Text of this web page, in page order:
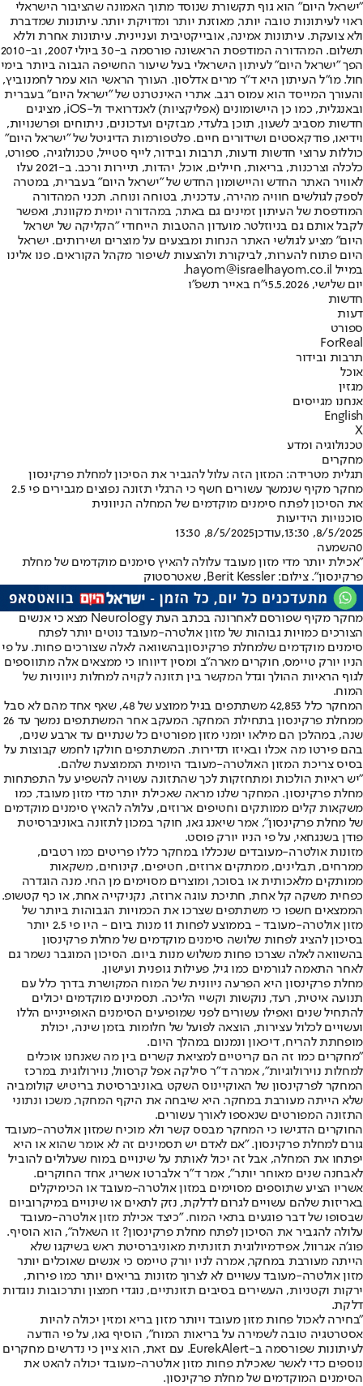
"ישראל היום" הוא גוף תקשורת שנוסד מתוך האמונה שהציבור הישראלי
ראוי לעיתונות טובה יותר, מאוזנת יותר ומדויקת יותר. עיתונות שמדברת
ולא צועקת. עיתונות אמינה, אובייקטיבית ועניינית. עיתונות אחרת וללא
תשלום. המהדורה המודפסת הראשונה פורסמה ב-30 ביולי 2007, וב-2010
הפך "ישראל היום" לעיתון הישראלי בעל שיעור החשיפה הגבוה ביותר בימי
חול. מו"ל העיתון היא ד"ר מרים אדלסון. העורך הראשי הוא עמר לחמנוביץ,
והעורך המייסד הוא עמוס רגב. אתרי האינטרנט של "ישראל היום" בעברית
ובאנגלית, כמו כן היישומונים (אפליקציות) לאנדרואיד ול-iOS, מציגים
חדשות מסביב לשעון, תוכן בלעדי, מבזקים ועדכונים, ניתוחים ופרשנויות,
וידיאו, פודקאסטים ושידורים חיים. פלטפורמות הדיגיטל של "ישראל היום"
כוללות ערוצי חדשות ודעות, תרבות ובידור, לייף סטייל, טכנולוגיה, ספורט,
כלכלה וצרכנות, בריאות, חיילים, אוכל, יהדות, תיירות ורכב. ב-2021 עלו
לאוויר האתר החדש והיישומון החדש של "ישראל היום" בעברית, במטרה
לספק לגולשים חוויה מהירה, עדכנית, בטוחה ונוחה. תכני המהדורה
המודפסת של העיתון זמינים גם באתר, במהדורה יומית מקוונת, ואפשר
לקבל אותם גם בניוזלטר. מועדון ההטבות הייחודי "הקליקה של ישראל
היום" מציע לגולשי האתר הנחות ומבצעים על מוצרים ושירותים. ישראל
היום פתוח להערות, לביקורת ולהצעות לשיפור מקהל הקוראים. פנו אלינו
במייל hayom@israelhayom.co.il.
יום שלישי, 5.5.2026
י"ח באייר תשפ"ו
חדשות
דעות
ספורט
ForReal
תרבות ובידור
אוכל
מגזין
אנחנו מגייסים
English
X
טכנולוגיה ומדע
מחקרים
תגלית מטרידה: המזון הזה עלול להגביר את הסיכון למחלת פרקינסון
מחקר מקיף שנמשך עשורים חשף כי הרגלי תזונה נפוצים מגבירים פי 2.5
את הסיכון לפתח סימנים מוקדמים של המחלה הניוונית
סוכנויות הידיעות
8/5/2025, 13:30
,עודכן8/5/2025, 13:30
0השמעה
"אכילת יותר מדי מזון מעובד עלולה להאיץ סימנים מוקדמים של מחלת
פרקינסון". צילום: Berit Kessler, שאטרסטוק
מחקר מקיף שפורסם לאחרונה בכתב העת Neurology מצא כי אנשים
הצורכים כמויות גבוהות של מזון אולטרה-מעובד נוטים יותר לפתח
סימנים מוקדמים שלמחלת פרקינסוןבהשוואה לאלה שצורכים פחות. על פי
הניו יורק טיימס, חוקרים מארה"ב ומסין דיווחו כי ממצאים אלה מתווספים
לגוף הראיות ההולך וגדל המקשר בין תזונה לקויה למחלות ניווניות של
המוח.
המחקר כלל 42,853 משתתפים בגיל ממוצע של 48, שאף אחד מהם לא סבל
ממחלת פרקינסון בתחילת המחקר. המעקב אחר המשתתפים נמשך עד 26
שנה, במהלכן הם מילאו יומני מזון מפורטים כל שנתיים עד ארבע שנים,
בהם פירטו מה אכלו ובאיזו תדירות. המשתתפים חולקו לחמש קבוצות על
בסיס צריכת המזון האולטרה-מעובד היומית הממוצעת שלהם.
"יש ראיות הולכות ומתחזקות לכך שהתזונה עשויה להשפיע על התפתחות
מחלת פרקינסון. המחקר שלנו מראה שאכילת יותר מדי מזון מעובד, כמו
משקאות קלים ממותקים וחטיפים ארוזים, עלולה להאיץ סימנים מוקדמים
של מחלת פרקינסון", אמר שיאנג גאו, חוקר במכון לתזונה באוניברסיטת
פודן בשנגחאי, על פי הניו יורק פוסט.
מזונות אולטרה-מעובדים שנכללו במחקר כללו פריטים כמו רטבים,
ממרחים, תבלינים, ממתקים ארוזים, חטיפים, קינוחים, משקאות
ממותקים מלאכותית או בסוכר, ומוצרים מסוימים מן החי. מנה הוגדרה
כפחית משקה קל אחת, חתיכת עוגה ארוזה, נקניקייה אחת, או כף קטשופ.
הממצאים חשפו כי משתתפים שצרכו את הכמויות הגבוהות ביותר של
מזון אולטרה-מעובד - בממוצע לפחות 11 מנות ביום - היו פי 2.5 יותר
בסיכון להציג לפחות שלושה סימנים מוקדמים של מחלת פרקינסון
בהשוואה לאלה שצרכו פחות משלוש מנות ביום. הסיכון המוגבר נשמר גם
לאחר התאמה לגורמים כמו גיל, פעילות גופנית ועישון.
מחלת פרקינסון היא הפרעה ניוונית של המוח המקושרת בדרך כלל עם
תנועה איטית, רעד, נוקשות וקשיי הליכה. תסמינים מוקדמים יכולים
להתחיל שנים ואפילו עשורים לפני שמופיעים הסימנים האופייניים הללו
ועשויים לכלול עצירות, הוצאה לפועל של חלומות בזמן שינה, יכולת
מופחתת להריח, דיכאון ונמנום במהלך היום.
"מחקרים כמו זה הם קריטיים למציאת קשרים בין מה שאנחנו אוכלים
למחלות נוירולוגיות", אמרה ד"ר סילקה אפל קרסוול, נוירולוגית במרכז
המחקר לפרקינסון של האוקיינוס השקט באוניברסיטת בריטיש קולומביה
שלא הייתה מעורבת במחקר. היא שיבחה את היקף המחקר, משכו ונתוני
התזונה המפורטים שנאספו לאורך עשורים.
החוקרים הדגישו כי המחקר מבסס קשר ולא מוכיח שמזון אולטרה-מעובד
גורם למחלת פרקינסון. "אם לאדם יש תסמינים זה לא אומר שהוא או היא
יפתחו את המחלה, אבל זה יכול לאותת על שינויים במוח שעלולים להוביל
לאבחנה שנים מאוחר יותר", אמר ד"ר אלברטו אשריו, אחד החוקרים.
אשריו הציע שתוספים מסוימים במזון אולטרה-מעובד או הכימיקלים
באריזות שלהם עשויים לגרום לדלקת, נזק לתאים או שינויים במיקרוביום
שבסופו של דבר פוגעים בתאי המוח. "כיצד אכילת מזון אולטרה-מעובד
עלולה להגביר את הסיכון לפתח מחלת פרקינסון? זו השאלה", הוא הוסיף.
פוג'ה אגרוול, אפידמיולוגית תזונתית מאוניברסיטת ראש בשיקגו שלא
הייתה מעורבת במחקר, אמרה לניו יורק טיימס כי אנשים שאוכלים יותר
מזון אולטרה-מעובד עשויים לא לצרוך מזונות בריאים יותר כמו פירות,
ירקות וקטניות, העשירים בסיבים תזונתיים, נוגדי חמצון ותרכובות נוגדות
דלקת.
"בחירה לאכול פחות מזון מעובד ויותר מזון בריא ומזין יכולה להיות
אסטרטגיה טובה לשמירה על בריאות המוח", הוסיף גאו, על פי הודעה
לעיתונות שפורסמה ב-EurekAlert. עם זאת, הוא ציין כי נדרשים מחקרים
נוספים כדי לאשר שאכילת פחות מזון אולטרה-מעובד יכולה להאט את
הסימנים המוקדמים של מחלת פרקינסון.